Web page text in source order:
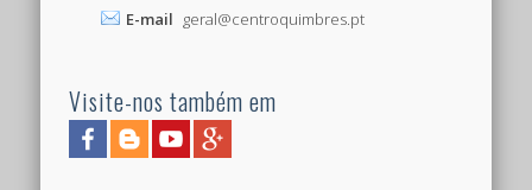
E-mail geral@centroquimbres.pt
Visite-nos também em